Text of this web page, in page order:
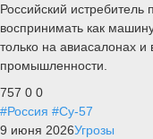
Российский истребитель
воспринимать как
только на авиасалонах
промышленности.
757 0 0
#Россия #Су-57
9 июня 2026Угрозы